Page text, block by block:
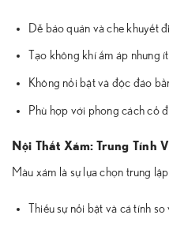
Dễ bảo quản và che khuyết
Tạo không khí ấm áp nhưng
Không nổi bật và độc đáo
Phù hợp với phong cách cổ
Nội Thất Xám: Trung Tính
Màu xám là sự lựa chọn trung
Thiếu sự nổi bật và cá tính